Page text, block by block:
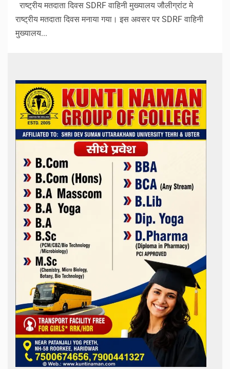
राष्ट्रीय मतदाता दिवस SDRF वाहिनी मुख्यालय जौलीग्रांट मे
राष्ट्रीय मतदाता दिवस मनाया गया। इस अवसर पर SDRF वाहिनी
मुख्यालय...